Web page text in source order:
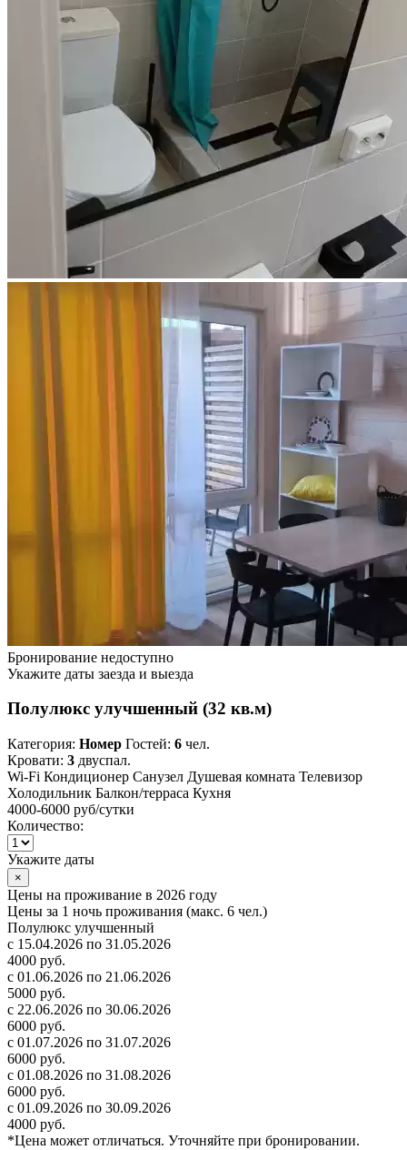
Бронирование недоступно
Укажите даты заезда и выезда
Полулюкс улучшенный (32 кв.м)
Категория: Номер Гостей: 6 чел.
Кровати: 3 двуспал.
Wi-Fi Кондиционер Санузел Душевая комната Телевизор
Холодильник Балкон/терраса Кухня
4000-6000 руб/сутки
Количество:
Укажите даты
×
Цены на проживание в 2026 году
Цены за 1 ночь проживания (макс. 6 чел.)
Полулюкс улучшенный
с 15.04.2026 по 31.05.2026
4000 руб.
с 01.06.2026 по 21.06.2026
5000 руб.
с 22.06.2026 по 30.06.2026
6000 руб.
с 01.07.2026 по 31.07.2026
6000 руб.
с 01.08.2026 по 31.08.2026
6000 руб.
с 01.09.2026 по 30.09.2026
4000 руб.
*Цена может отличаться. Уточняйте при бронировании.